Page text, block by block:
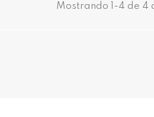
Mostrando 1-4 de 4